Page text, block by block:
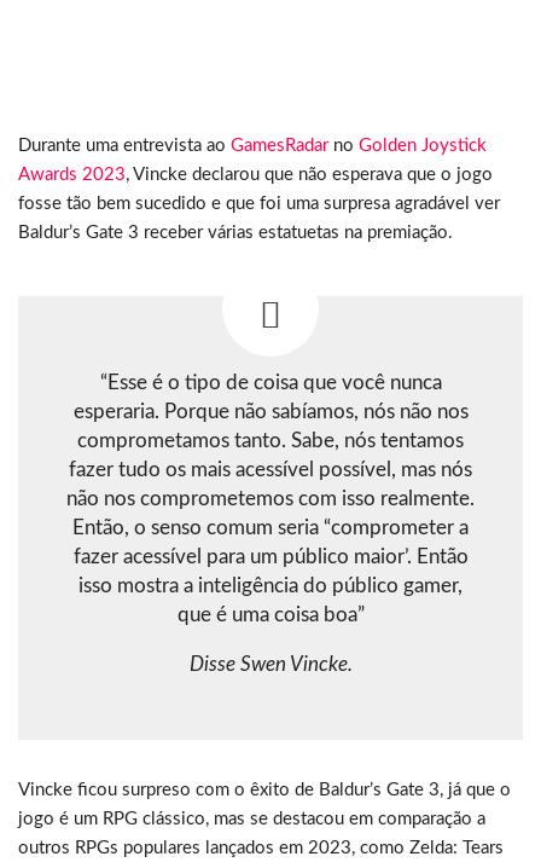
Durante uma entrevista ao GamesRadarno Golden Joystick
Awards 2023, Vincke declarou que não esperava que o jogo
fosse tão bem sucedido e que foi uma surpresa agradável ver
Baldur’s Gate 3 receber várias estatuetas na premiação.
“Esse é o tipo de coisa que você nunca
esperaria. Porque não sabíamos, nós não nos
comprometamos tanto. Sabe, nós tentamos
fazer tudo os mais acessível possível, mas nós
não nos comprometemos com isso realmente.
Então, o senso comum seria “comprometer a
fazer acessível para um público maior’. Então
isso mostra a inteligência do público gamer,
que é uma coisa boa”
Disse Swen Vincke.
Vincke ficou surpreso com o êxito de Baldur’s Gate 3, já que o
jogo é um RPG clássico, mas se destacou em comparação a
outros RPGs populares lançados em 2023, como Zelda: Tears